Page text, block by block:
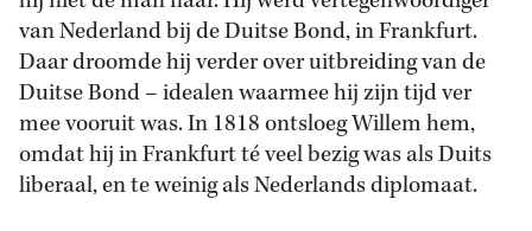
van Nederland bij de Duitse Bond, in Frankfurt.
Daar droomde hij verder over uitbreiding van de
Duitse Bond – idealen waarmee hij zijn tijd ver
mee vooruit was. In 1818 ontsloeg Willem hem,
omdat hij in Frankfurt té veel bezig was als Duits
liberaal, en te weinig als Nederlands diplomaat.